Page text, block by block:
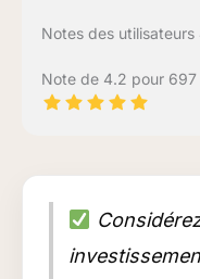
Notes des
Note de 4.2 pour 697